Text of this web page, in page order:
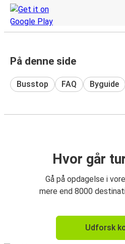
På denne side
Busstop FAQ Byguide
Hvor går
Gå på opdagelse i
mere end 8000
Udforsk